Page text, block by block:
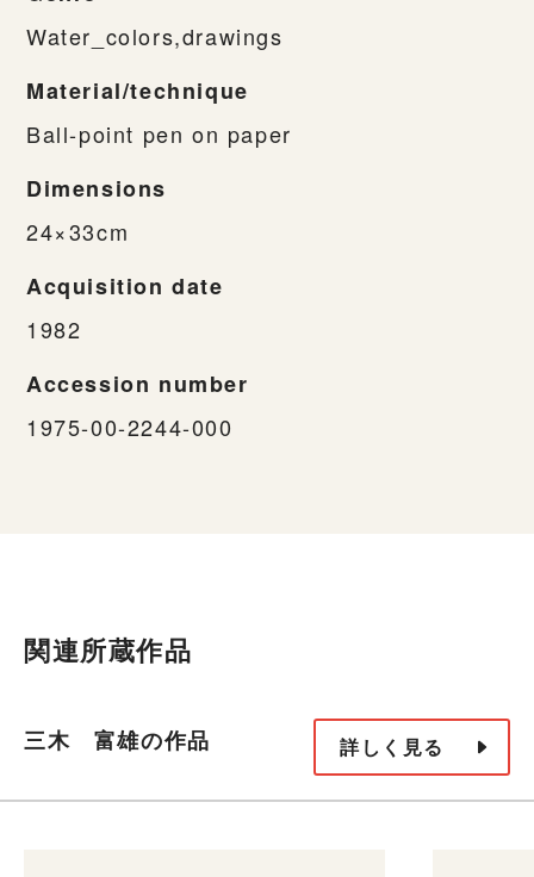
Water_colors,drawings
Material/technique
Ball-point pen on paper
Dimensions
24×33cm
Acquisition date
1982
Accession number
1975-00-2244-000
関連所蔵作品
三木 富雄の作品 詳しく見る